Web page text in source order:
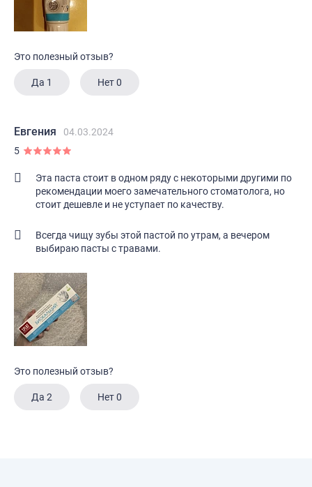
Это полезный отзыв?
Да 1 Нет0
Евгения
04.03.2024
5
Эта паста стоит в одном ряду с некоторыми другими по
рекомендации моего замечательного стоматолога, но
стоит дешевле и не уступает по качеству.
Всегда чищу зубы этой пастой по утрам, а вечером
выбираю пасты с травами.
Это полезный отзыв?
Да 2 Нет0